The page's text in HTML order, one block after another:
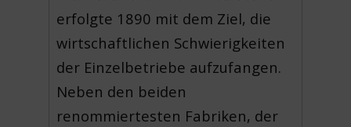
erfolgte 1890 mit dem Ziel, die
wirtschaftlichen Schwierigkeiten
der Einzelbetriebe aufzufangen.
Neben den beiden
renommiertesten Fabriken, der